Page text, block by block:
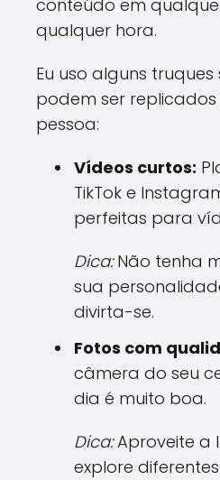
conteúdo em
qualquer hora.
Eu uso alguns
podem ser
pessoa:
Vídeos curtos:
TikTok e
perfeitas para
Dica:Não tenha
sua
divirta-se.
Fotos com
câmera do seu
dia é muito boa.
Dica:Aproveite a
explore